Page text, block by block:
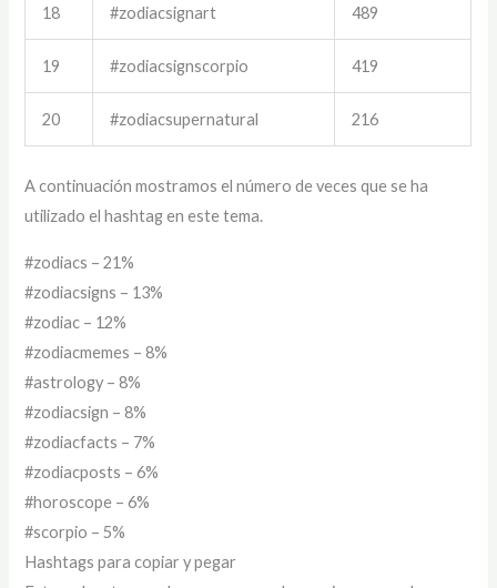
18 #zodiacsignart 489
19 #zodiacsignscorpio 419
20 #zodiacsupernatural 216
A continuación mostramos el número de veces que se ha
utilizado el hashtag en este tema.
#zodiacs – 21%
#zodiacsigns – 13%
#zodiac – 12%
#zodiacmemes – 8%
#astrology – 8%
#zodiacsign – 8%
#zodiacfacts – 7%
#zodiacposts – 6%
#horoscope – 6%
#scorpio – 5%
Hashtags para copiar y pegar